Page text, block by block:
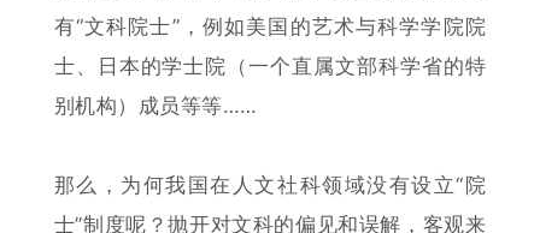
有“文科院士”，例如美国的艺术与科学学院院
士、日本的学士院（一个直属文部科学省的特
别机构）成员等等……
那么，为何我国在人文社科领域没有设立“院
士”制度呢？抛开对文科的偏见和误解，客观来